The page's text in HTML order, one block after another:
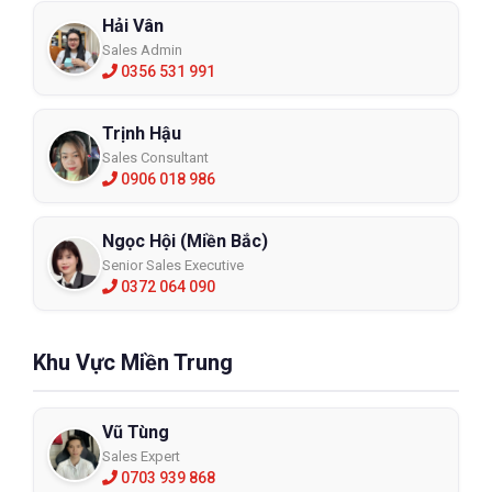
Loại lọc độc
Sản phẩm mặt nạ lọc độc được sử dụng phổ biến hơn vì nó giúp
Hải Vân
Sales Admin
0356 531 991
Trịnh Hậu
Sales Consultant
0906 018 986
Ngọc Hội (Miền Bắc)
Senior Sales Executive
0372 064 090
Khu Vực Miền Trung
Vũ Tùng
Sales Expert
0703 939 868